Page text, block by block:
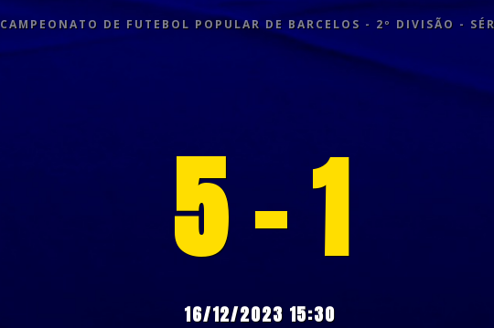
CAMPEONATO DE FUTEBOL POPULAR DE BARCELOS - 2º DIVISÃO -
5 - 1
16/12/2023 15:30